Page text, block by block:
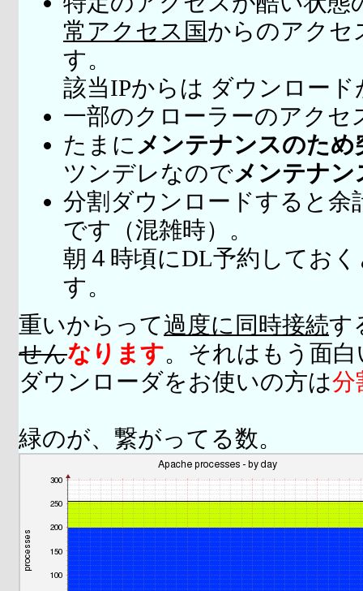
常アクセス国からのアクセ
す。
該当IPからは ダウンロー
一部のクローラーのアクセ
たまに メンテナンスのため
ツンデレなのでメンテナ
分割ダウンロードすると余
です（混雑時）。
朝４時頃にDL予約してお
す。
重いからって過度に同時接続す
せんなります。それはもう面
ダウンローダをお使いの方は分
緑のが、繋がってる数。